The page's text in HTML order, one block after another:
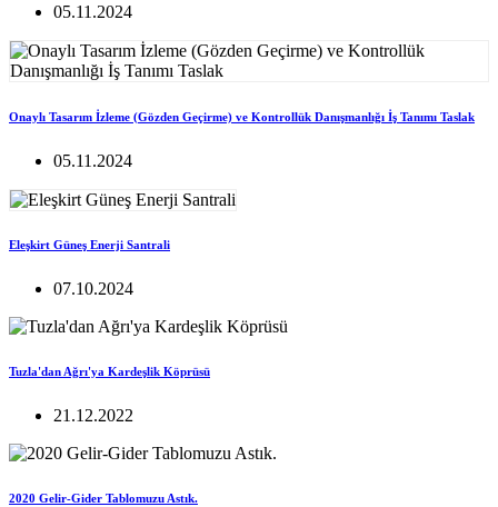
05.11.2024
Onaylı Tasarım İzleme (Gözden Geçirme) ve Kontrollük Danışmanlığı İş Tanımı Taslak
05.11.2024
Eleşkirt Güneş Enerji Santrali
07.10.2024
Tuzla'dan Ağrı'ya Kardeşlik Köprüsü
21.12.2022
2020 Gelir-Gider Tablomuzu Astık.